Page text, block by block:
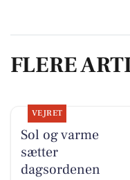
FLERE
VEJRET
Sol og varme
sætter
dagsordenen